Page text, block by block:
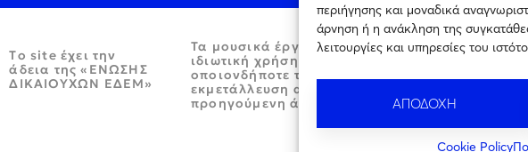
περιήγησης και μοναδικά
άρνηση ή η ανάκληση της
λειτουργίες και υπηρεσίες του
ΑΠΟΔΟΧΗ
Cookie Policy
Tο site έχει την
άδεια της «ΕΝΩΣΗΣ
ΔΙΚΑΙΟΥΧΩΝ ΕΔΕΜ»
Τα μουσικά έργα παρέχονται μόνο για
ιδιωτική χρήση και απαγορεύεται η με
οποιονδήποτε τρόπο περαιτέρω
εκμετάλλευση αυτών χωρίς την
προηγούμενη άδεια.